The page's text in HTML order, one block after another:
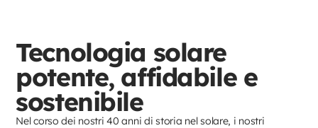
Tecnologia solare
potente, affidabile e
sostenibile
Nel corso dei nostri 40 anni di storia nel solare, i nostri